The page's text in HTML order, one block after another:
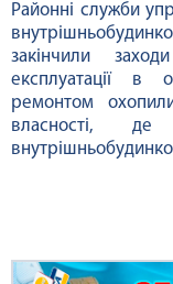
Районні служби
закінчили
експлуатації в
ремонтом
власності,